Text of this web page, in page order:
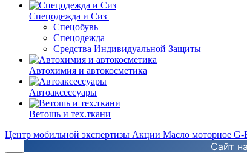
Спецодежда и Сиз
Спецобувь
Спецодежда
Средства Индивидуальной Защиты
Автохимия и автокосметика
Автоаксессуары
Ветошь и тех.ткани
Центр мобильной экспертизы Акции Масло моторное G-
Сайт